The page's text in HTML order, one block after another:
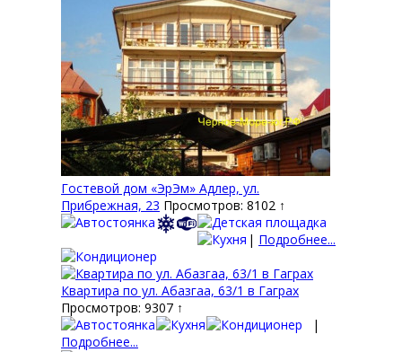
Гостевой дом «ЭрЭм» Адлер, ул.
Прибрежная, 23 Просмотров: 8102 ↑
| Подробнее...
Квартира по ул. Абазгаа, 63/1 в Гаграх
Просмотров: 9307 ↑
|
Подробнее...